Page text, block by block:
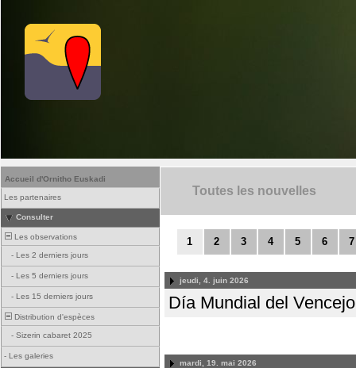
Accueil d'Ornitho Euskadi
Les partenaires
Consulter
Les observations
- Les 2 derniers jours
- Les 5 derniers jours
- Les 15 derniers jours
Distribution d'espèces
- Sizerin cabaret 2025
- Les galeries
Toutes les nouvelles
1 2 3 4 5 6 7
jeudi, 4. juin 2026
Día Mundial del
mardi, 19. mai 2026